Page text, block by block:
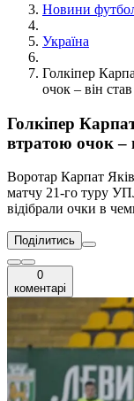
Новини
Україна
Голкіпер
очок – він
Голкіпер
втратою очок –
Воротар Карпат
матчу 21-го туру
відібрали очки в
Поділитись
0
коментарі